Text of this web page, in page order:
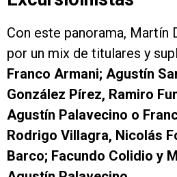
Con este panorama, Martín
por un mix de titulares y
Franco Armani; Agustín
González Pírez, Ramiro
Agustín Palavecino o
Rodrigo Villagra, Nicolás
Barco; Facundo Colidio y